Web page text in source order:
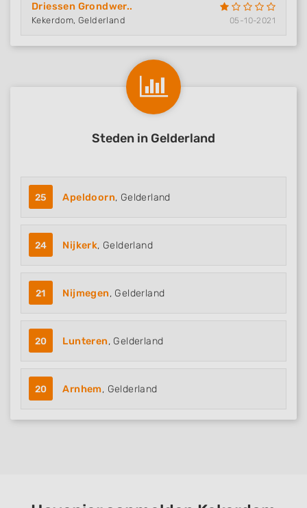
Driessen Grondwer..
Kekerdom, Gelderland 05-10-2021
Steden in Gelderland
25 Apeldoorn, Gelderland
24 Nijkerk, Gelderland
21 Nijmegen, Gelderland
20 Lunteren, Gelderland
20 Arnhem, Gelderland